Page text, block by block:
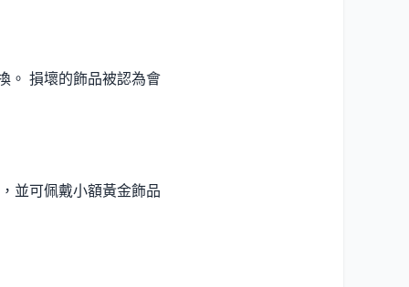
。 損壞的飾品被認為會
並可佩戴小額黃金飾品